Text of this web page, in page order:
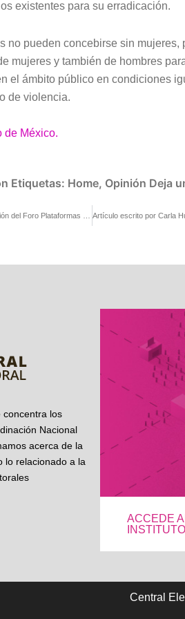
existentes para su erradicación.
no pueden concebirse sin
mujeres y también de hombres
el ámbito público en condiciones
de violencia.
de México.
Etiquetas: Home, Opinión Deja
concentra los
Nacional
acerca de la
lo relacionado a la
ACCEDE
Central